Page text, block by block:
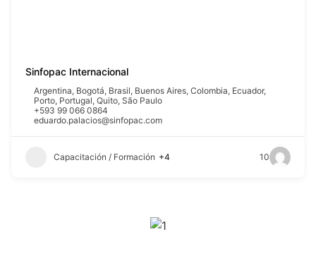
Sinfopac Internacional
Argentina, Bogotá, Brasil, Buenos Aires, Colombia, Ecuador,
Porto, Portugal, Quito, São Paulo
+593 99 066 0864
eduardo.palacios@sinfopac.com
Capacitación / Formación +4 10